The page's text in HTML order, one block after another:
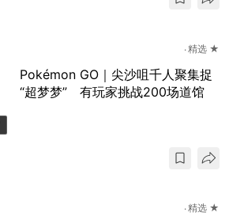
精选 ★
Pokémon GO｜尖沙咀千人聚集捉
“超梦梦” 有玩家挑战200场道馆
精选 ★